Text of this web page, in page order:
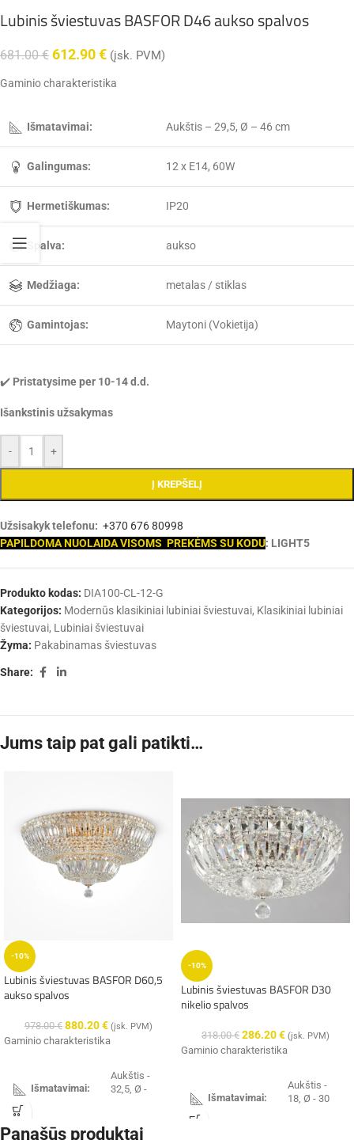
Lubinis šviestuvas BASFOR D46 aukso spalvos
681.00€ 612.90€ (įsk. PVM)
Gaminio charakteristika
Išmatavimai: Aukštis – 29,5, Ø – 46 cm
Galingumas: 12 x E14, 60W
Hermetiškumas: IP20
Spalva: aukso
Medžiaga: metalas / stiklas
Gamintojas: Maytoni (Vokietija)
✔️ Pristatysime per 10-14 d.d.
Išankstinis užsakymas
- +
Į KREPŠELĮ
Užsisakyk telefonu: +370 676 80998
PAPILDOMA NUOLAIDA VISOMS PREKĖMS SU KODU: LIGHT5
Produkto kodas: DIA100-CL-12-G
Kategorijos: Modernūs klasikiniai lubiniai šviestuvai, Klasikiniai lubiniai
šviestuvai, Lubiniai šviestuvai
Žyma: Pakabinamas šviestuvas
Share:
Jums taip pat gali patikti…
-10%
Lubinis šviestuvas BASFOR D60,5
aukso spalvos
978.00€ 880.20€ (įsk. PVM)
Gaminio charakteristika
Išmatavimai:
Aukštis -
32,5, Ø -
-10%
Lubinis šviestuvas BASFOR D30
nikelio spalvos
318.00€ 286.20€ (įsk. PVM)
Gaminio charakteristika
Išmatavimai:
Aukštis -
18, Ø - 30
Panašūs produktai